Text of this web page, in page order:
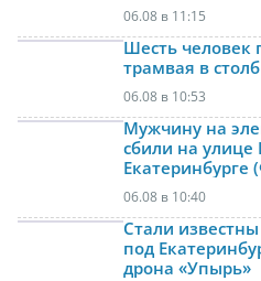
06.08 в 11:15
Шесть человек
трамвая в
06.08 в 10:53
Мужчину на
сбили на
Екатеринбурге
06.08 в 10:40
Стали
под
дрона «Упырь»